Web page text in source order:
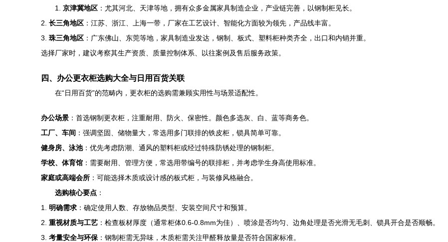
1. 京津冀地区 ：尤其河北、天津等地，拥有众多金属家具制造企业，产业链完善，以钢制柜见长。
2. 长三角地区 ：江苏、浙江、上海一带，厂家在工艺设计、智能化方面较为领先，产品线丰富。
3. 珠三角地区 ：广东佛山、东莞等地，家具制造业发达，钢制、板式、塑料柜种类齐全，出口和内销并重。
选择厂家时，建议考察其生产资质、质量控制体系、以往案例及售后服务政策。
四、办公更衣柜选购大全与日用百货关联
在“日用百货”的范畴内，更衣柜的选购需兼顾实用性与场景适配性。
办公场景 ：首选钢制更衣柜，注重耐用、防火、保密性。颜色多选灰、白、蓝等商务色。
工厂、车间 ：强调坚固、储物量大，常选用多门联排的铁皮柜，锁具简单可靠。
健身房、泳池：优先考虑防潮、通风的塑料柜或经过特殊防锈处理的钢制柜。
学校、体育馆 ：需要耐用、管理方便，常选用带编号的联排柜，并考虑学生身高使用标准。
家庭或高端会所 ：可能选择木质或设计感的板式柜，与装修风格融合。
选购核心要点 ：
1. 明确需求 ：确定使用人数、存放物品类型、安装空间尺寸和预算。
2. 重视材质与工艺 ：检查板材厚度（通常柜体0.6-0.8mm为佳）、喷涂是否均匀、边角处理是否光滑无毛刺、锁具开合是否顺畅。
3. 考量安全与环保 ：钢制柜需无异味，木质柜需关注甲醛释放量是否符合国家标准。